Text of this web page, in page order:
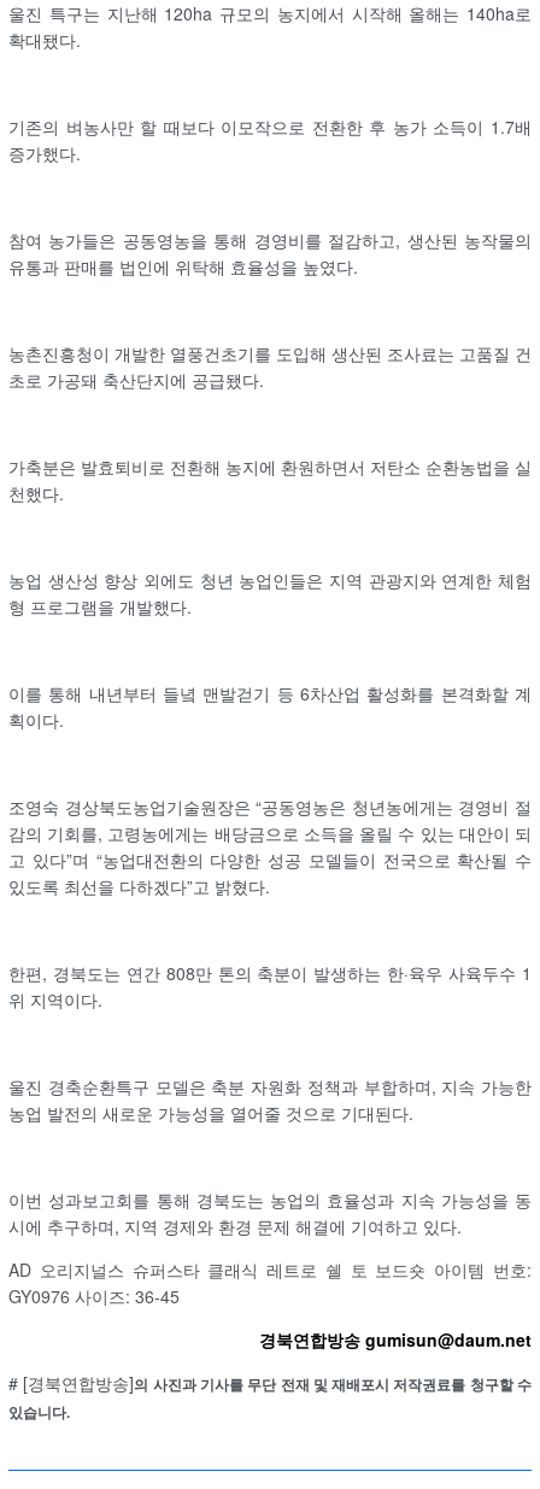
울진 특구는 지난해 120ha 규모의 농지에서 시작해 올해는 140ha로
확대됐다.
기존의 벼농사만 할 때보다 이모작으로 전환한 후 농가 소득이 1.7배
증가했다.
참여 농가들은 공동영농을 통해 경영비를 절감하고, 생산된 농작물의
유통과 판매를 법인에 위탁해 효율성을 높였다.
농촌진흥청이 개발한 열풍건초기를 도입해 생산된 조사료는 고품질 건
초로 가공돼 축산단지에 공급됐다.
가축분은 발효퇴비로 전환해 농지에 환원하면서 저탄소 순환농법을 실
천했다.
농업 생산성 향상 외에도 청년 농업인들은 지역 관광지와 연계한 체험
형 프로그램을 개발했다.
이를 통해 내년부터 들녘 맨발걷기 등 6차산업 활성화를 본격화할 계
획이다.
조영숙 경상북도농업기술원장은 “공동영농은 청년농에게는 경영비 절
감의 기회를, 고령농에게는 배당금으로 소득을 올릴 수 있는 대안이 되
고 있다”며 “농업대전환의 다양한 성공 모델들이 전국으로 확산될 수
있도록 최선을 다하겠다”고 밝혔다.
한편, 경북도는 연간 808만 톤의 축분이 발생하는 한·육우 사육두수 1
위 지역이다.
울진 경축순환특구 모델은 축분 자원화 정책과 부합하며, 지속 가능한
농업 발전의 새로운 가능성을 열어줄 것으로 기대된다.
이번 성과보고회를 통해 경북도는 농업의 효율성과 지속 가능성을 동
시에 추구하며, 지역 경제와 환경 문제 해결에 기여하고 있다.
AD 오리지널스 슈퍼스타 클래식 레트로 쉘 토 보드숏 아이템 번호:
GY0976 사이즈: 36-45
경북연합방송 gumisun@daum.net
# [경북연합방송]의 사진과 기사를 무단 전재 및 재배포시 저작권료를 청구할 수
있습니다.